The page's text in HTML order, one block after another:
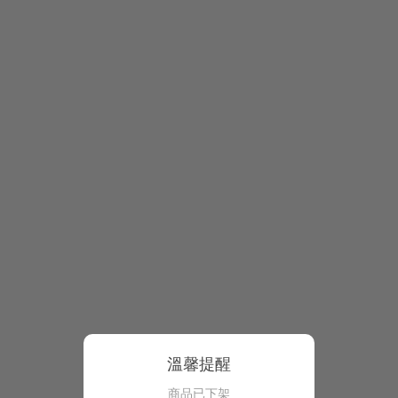
溫馨提醒
商品已下架